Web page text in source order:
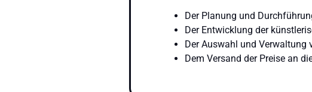
Der Planung und
Der Entwicklung der
Der Auswahl und Verwaltung
Dem Versand der Preise an